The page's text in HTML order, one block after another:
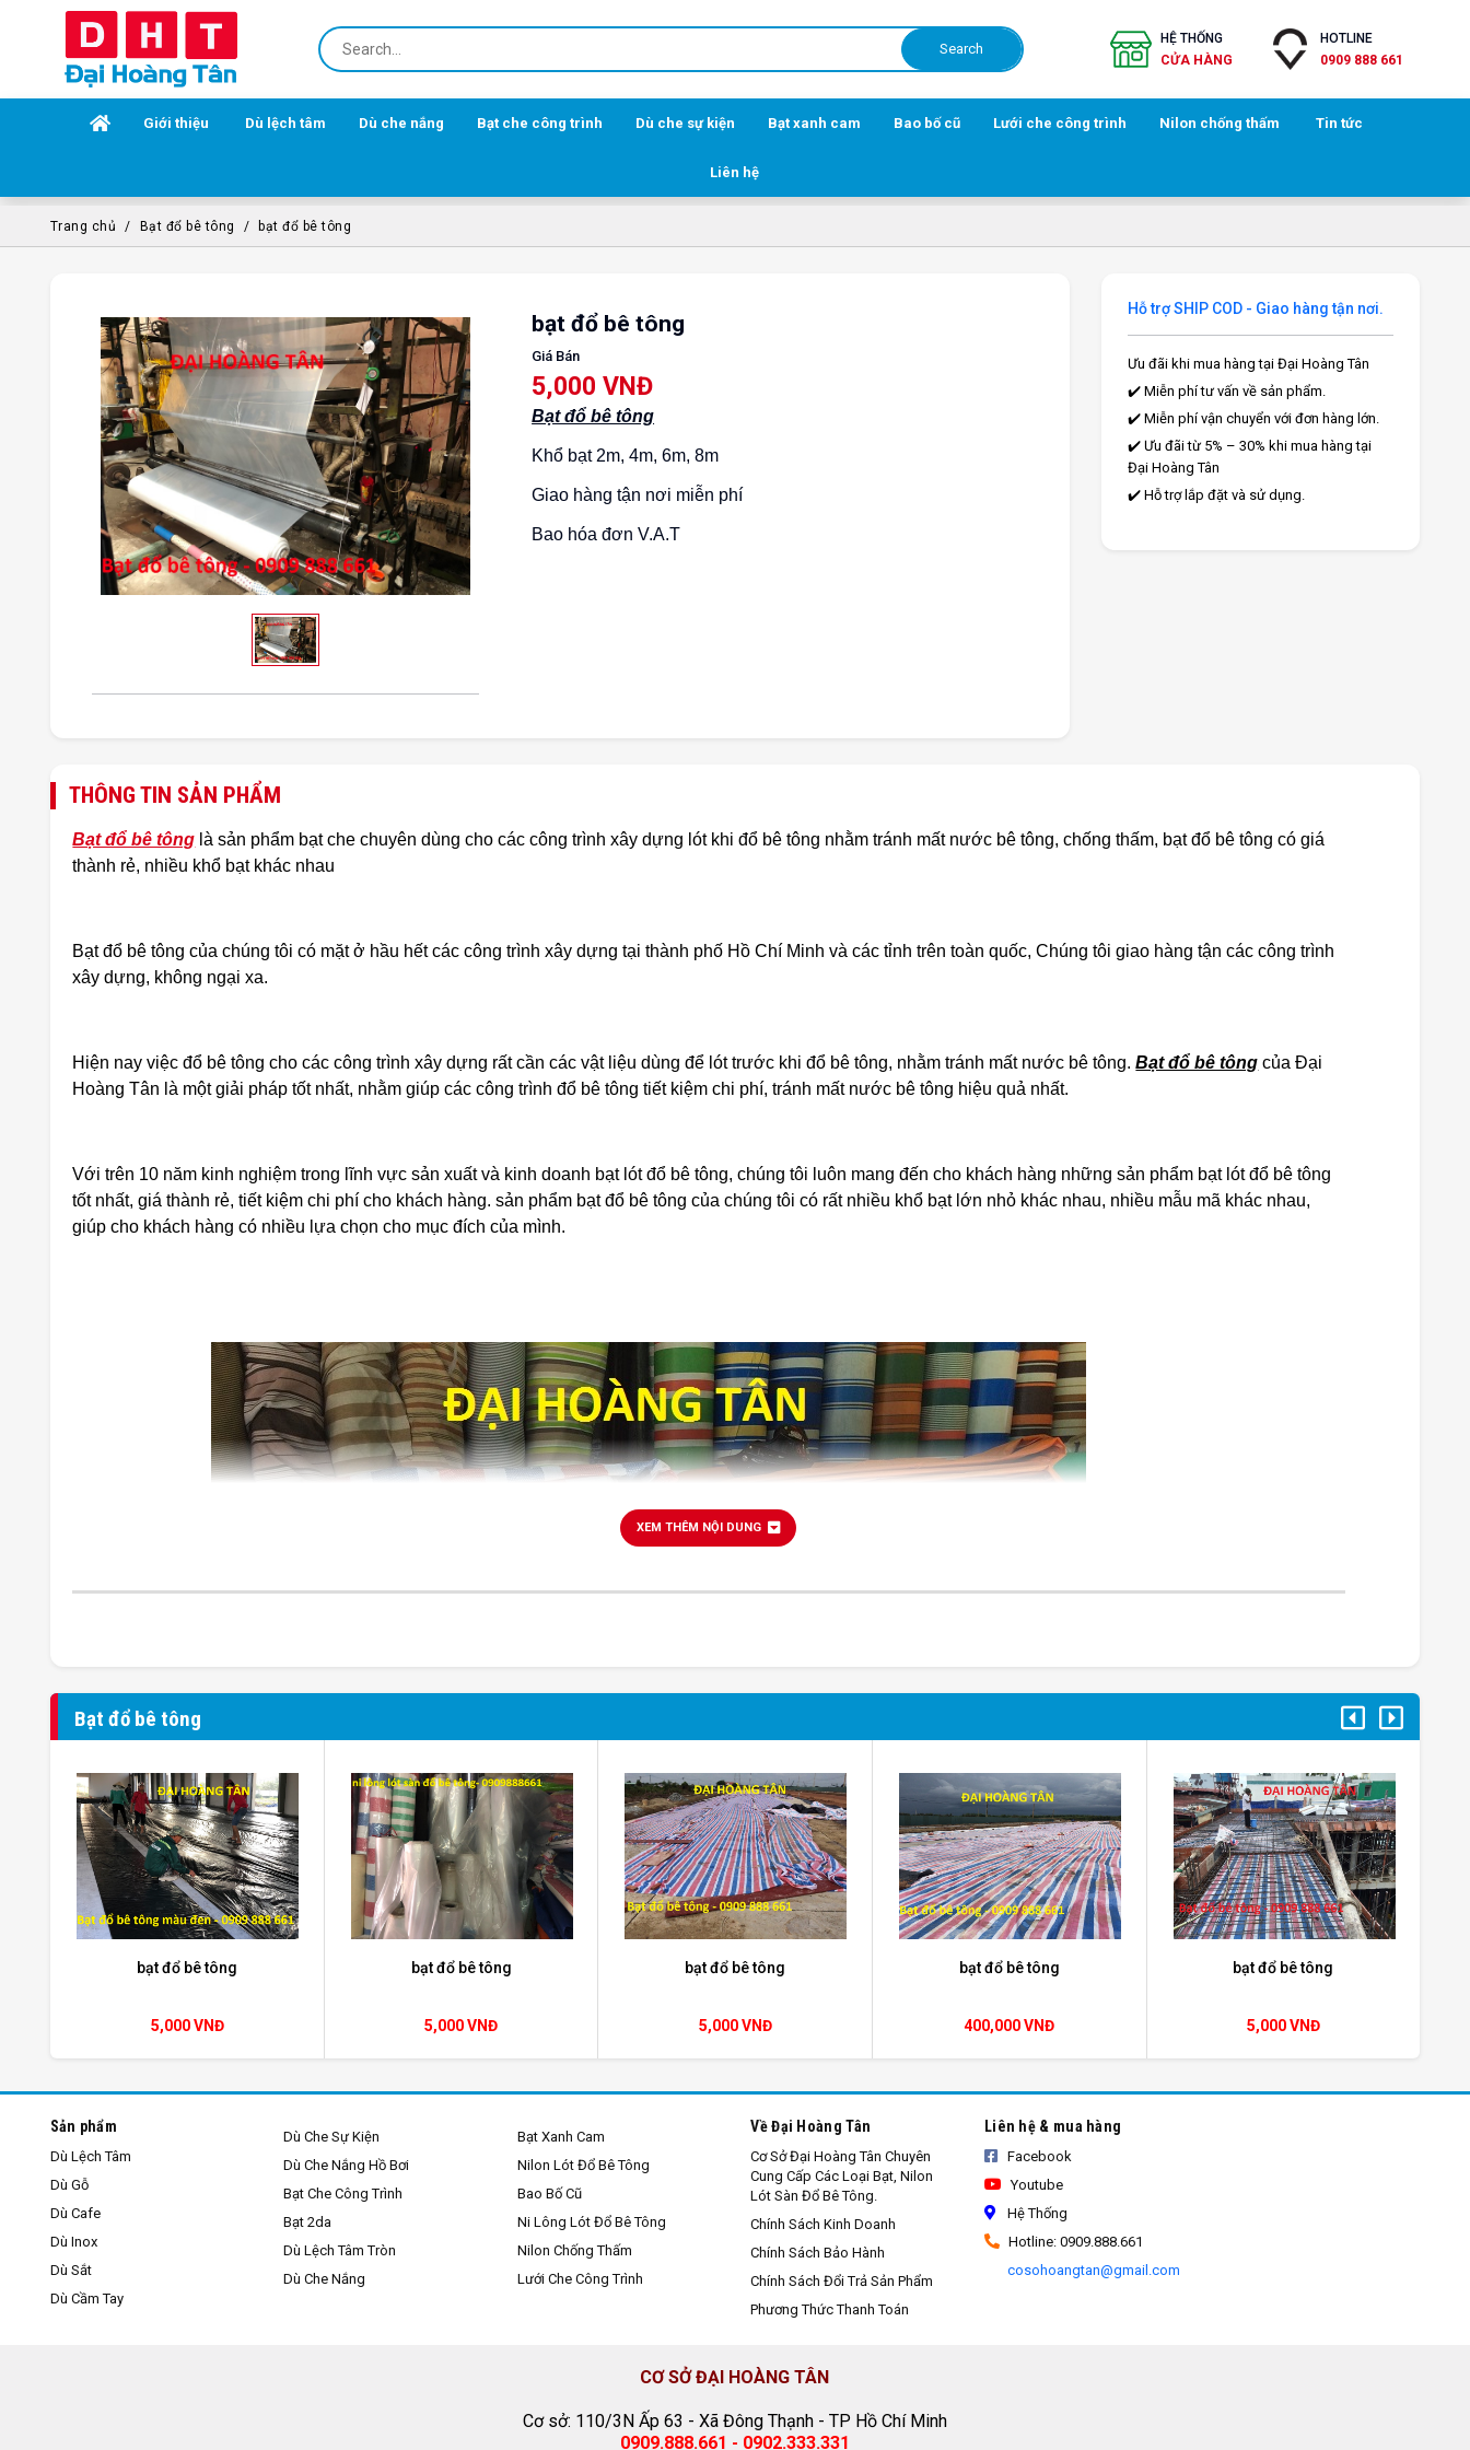
Search
HỆ THỐNG
CỬA HÀNG
HOTLINE
0909 888 661
Giới thiệu Dù lệch tâm Dù che nắng Bạt che công trình Dù che sự kiện Bạt xanh cam Bao bố cũ Lưới che công trình Nilon chống thấm Tin tức
Liên hệ
Trang chủ Bạt đổ bê tông bạt đổ bê tông
bạt đổ bê tông
Giá Bán
5,000 VNĐ
Bạt đổ bê tông
Khổ bạt 2m, 4m, 6m, 8m
Giao hàng tận nơi miễn phí
Bao hóa đơn V.A.T
Hỗ trợ SHIP COD - Giao hàng tận nơi.
Ưu đãi khi mua hàng tại Đại Hoàng Tân
✔️ Miễn phí tư vấn về sản phẩm.
✔️ Miễn phí vận chuyển với đơn hàng lớn.
✔️ Ưu đãi từ 5% – 30% khi mua hàng tại
Đại Hoàng Tân
✔️ Hỗ trợ lắp đặt và sử dụng.
THÔNG TIN SẢN PHẨM
Bạt đổ bê tông là sản phẩm bạt che chuyên dùng cho các công trình xây dựng lót khi đổ bê tông nhằm tránh mất nước bê tông, chống thấm, bạt đổ bê tông có giá
thành rẻ, nhiều khổ bạt khác nhau
Bạt đổ bê tông của chúng tôi có mặt ở hầu hết các công trình xây dựng tại thành phố Hồ Chí Minh và các tỉnh trên toàn quốc, Chúng tôi giao hàng tận các công trình
xây dựng, không ngại xa.
Hiện nay việc đổ bê tông cho các công trình xây dựng rất cần các vật liệu dùng để lót trước khi đổ bê tông, nhằm tránh mất nước bê tông.Bạt đổ bê tông của Đại
Hoàng Tân là một giải pháp tốt nhất, nhằm giúp các công trình đổ bê tông tiết kiệm chi phí, tránh mất nước bê tông hiệu quả nhất.
Với trên 10 năm kinh nghiệm trong lĩnh vực sản xuất và kinh doanh bạt lót đổ bê tông, chúng tôi luôn mang đến cho khách hàng những sản phẩm bạt lót đổ bê tông
tốt nhất, giá thành rẻ, tiết kiệm chi phí cho khách hàng. sản phẩm bạt đổ bê tông của chúng tôi có rất nhiều khổ bạt lớn nhỏ khác nhau, nhiều mẫu mã khác nhau,
giúp cho khách hàng có nhiều lựa chọn cho mục đích của mình.
XEM THÊM NỘI DUNG
Bạt đổ bê tông
bạt đổ bê tông
5,000 VNĐ
bạt đổ bê tông
5,000 VNĐ
bạt đổ bê tông
5,000 VNĐ
bạt đổ bê tông
400,000 VNĐ
bạt đổ bê tông
5,000 VNĐ
Liên hệ & mua hàng
Facebook
Youtube
Hệ Thống
Hotline: 0909.888.661
cosohoangtan@gmail.com
Sản phẩm
Dù Lệch Tâm
Dù Gỗ
Dù Cafe
Dù Inox
Dù Sắt
Dù Cầm Tay
Dù Che Sự Kiện
Dù Che Nắng Hồ Bơi
Bạt Che Công Trình
Bạt 2da
Dù Lệch Tâm Tròn
Dù Che Nắng
Bạt Xanh Cam
Nilon Lót Đổ Bê Tông
Bao Bố Cũ
Ni Lông Lót Đổ Bê Tông
Nilon Chống Thấm
Lưới Che Công Trình
Về Đại Hoàng Tân
Cơ Sở Đại Hoàng Tân Chuyên
Cung Cấp Các Loại Bạt, Nilon
Lót Sàn Đổ Bê Tông.
Chính Sách Kinh Doanh
Chính Sách Bảo Hành
Chính Sách Đổi Trả Sản Phẩm
Phương Thức Thanh Toán
CƠ SỞ ĐẠI HOÀNG TÂN
Cơ sở: 110/3N Ấp 63 - Xã Đông Thạnh - TP Hồ Chí Minh
0909.888.661 - 0902.333.331